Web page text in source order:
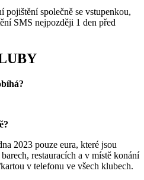
pojištění společně se vstupenkou,
SMS nejpozději 1 den před
2023 pouze eura, které jsou
restauracích a v místě konání
v telefonu ve všech klubech.